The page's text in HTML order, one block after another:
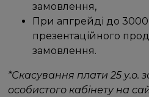
замовлення,
При апгрейді до 3000
презентаційного
замовлення.
*Скасування плати 25 у.о.
особистого кабінету на